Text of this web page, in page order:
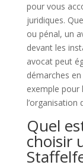
pour vous
juridiques.
ou pénal, un
devant les
avocat peut
démarches
exemple pour
l’organisation
Quel
choisir